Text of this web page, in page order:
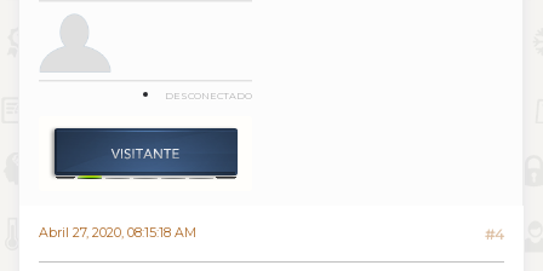
DESCONECTADO
Abril 27, 2020, 08:15:18 AM #4